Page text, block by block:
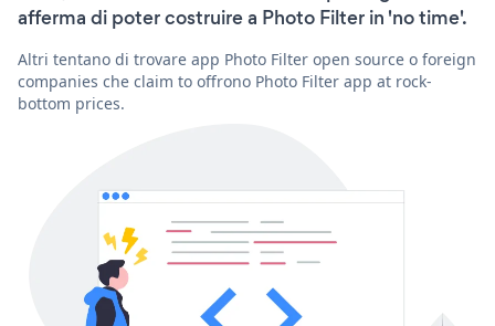
afferma di poter costruire a Photo Filter in 'no time'.
Altri tentano di trovare app Photo Filter open source o foreign
companies che claim to offrono Photo Filter app at rock-
bottom prices.